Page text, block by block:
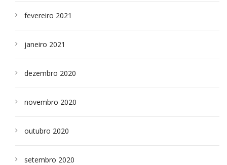
fevereiro 2021
janeiro 2021
dezembro 2020
novembro 2020
outubro 2020
setembro 2020